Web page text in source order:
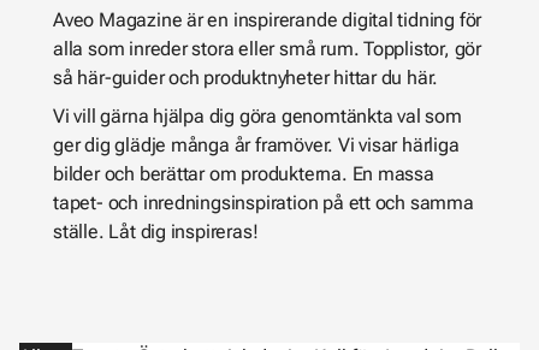
Aveo Magazine är en inspirerande digital tidning för
alla som inreder stora eller små rum. Topplistor, gör
så här-guider och produktnyheter hittar du här.
Vi vill gärna hjälpa dig göra genomtänkta val som
ger dig glädje många år framöver. Vi visar härliga
bilder och berättar om produkterna. En massa
tapet- och inredningsinspiration på ett och samma
ställe. Låt dig inspireras!